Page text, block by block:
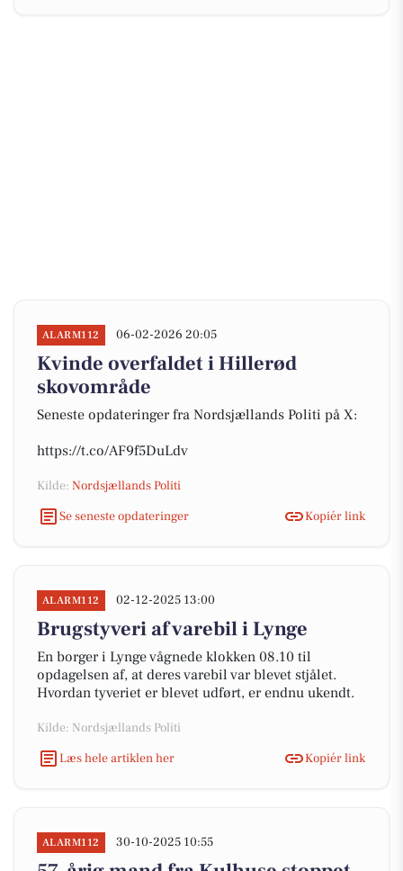
ALARM112 06-02-2026 20:05
Kvinde overfaldet i Hillerød
skovområde
Seneste opdateringer fra Nordsjællands Politi på X:
https://t.co/AF9f5DuLdv
Kilde: Nordsjællands Politi
Se seneste opdateringer
Kopiér link
ALARM112 02-12-2025 13:00
Brugstyveri af varebil i Lynge
En borger i Lynge vågnede klokken 08.10 til
opdagelsen af, at deres varebil var blevet stjålet.
Hvordan tyveriet er blevet udført, er endnu ukendt.
Kilde: Nordsjællands Politi
Læs hele artiklen her
Kopiér link
ALARM112 30-10-2025 10:55